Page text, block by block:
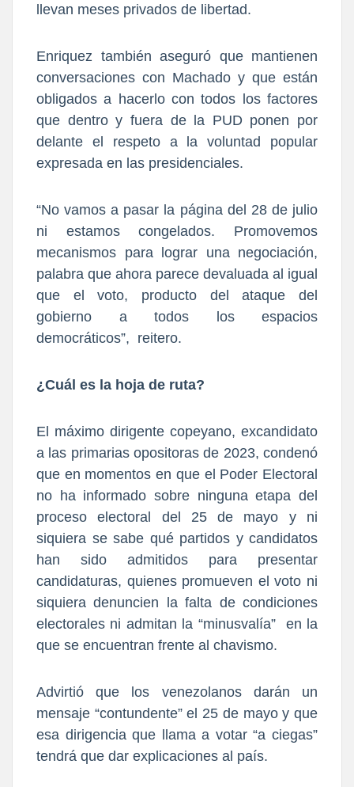
llevan meses privados de libertad.
Enriquez también aseguró que mantienen
conversaciones con Machado y que están
obligados a hacerlo con todos los factores
que dentro y fuera de la PUD ponen por
delante el respeto a la voluntad popular
expresada en las presidenciales.
“No vamos a pasar la página del 28 de julio
ni estamos congelados. Promovemos
mecanismos para lograr una negociación,
palabra que ahora parece devaluada al igual
que el voto, producto del ataque del
gobierno a todos los espacios
democráticos”, reitero.
¿Cuál es la hoja de ruta?
El máximo dirigente copeyano, excandidato
a las primarias opositoras de 2023, condenó
que en momentos en que el Poder Electoral
no ha informado sobre ninguna etapa del
proceso electoral del 25 de mayo y ni
siquiera se sabe qué partidos y candidatos
han sido admitidos para presentar
candidaturas, quienes promueven el voto ni
siquiera denuncien la falta de condiciones
electorales ni admitan la “minusvalía” en la
que se encuentran frente al chavismo.
Advirtió que los venezolanos darán un
mensaje “contundente” el 25 de mayo y que
esa dirigencia que llama a votar “a ciegas”
tendrá que dar explicaciones al país.